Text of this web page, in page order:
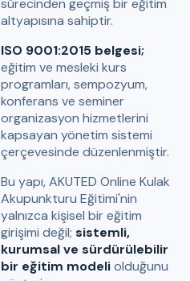
sürecinden geçmiş bir eğitim
altyapısına sahiptir.
ISO 9001:2015 belgesi;
eğitim ve mesleki kurs
programları, sempozyum,
konferans ve seminer
organizasyon hizmetlerini
kapsayan yönetim sistemi
çerçevesinde düzenlenmiştir.
Bu yapı, AKUTED Online Kulak
Akupunkturu Eğitimi'nin
yalnızca kişisel bir eğitim
girişimi değil; sistemli,
kurumsal ve sürdürülebilir
bir eğitim modeliolduğunu